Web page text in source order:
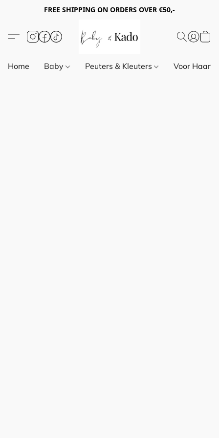
FREE SHIPPING ON ORDERS OVER €50,-
Home Baby Peuters & Kleuters Voor Haar